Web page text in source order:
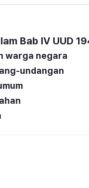
Bab IV UUD
warga negara
undangan